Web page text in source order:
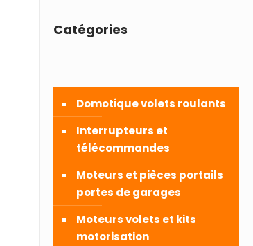
Catégories
Domotique volets roulants
Interrupteurs et
télécommandes
Moteurs et pièces portails
portes de garages
Moteurs volets et kits
motorisation